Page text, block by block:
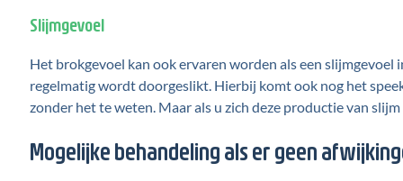
Slijmgevoel
Het brokgevoel kan ook ervaren worden als een
regelmatig wordt doorgeslikt. Hierbij komt ook nog het
zonder het te weten. Maar als u zich deze productie van
Mogelijke behandeling als er geen